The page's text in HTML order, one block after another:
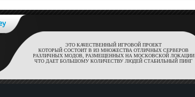
ЭТО КАЧЕСТВЕННЫЙ ИГРОВОЙ ПРОЕКТ
КОТОРЫЙ СОСТОИТ В ИЗ МНОЖЕСТВА ОТЛИЧНЫХ СЕРВЕРОВ
РАЗЛИЧНЫХ МОДОВ, РАЗМЕЩЕННЫХ НА МОСКОВСКОЙ ЛОКАЦИИ
ЧТО ДАЕТ БОЛЬШОМУ КОЛИЧЕСТВУ ЛЮДЕЙ СТАБИЛЬНЫЙ ПИНГ